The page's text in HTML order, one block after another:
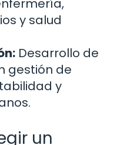
y salud
Desarrollo de
gestión de
y
un